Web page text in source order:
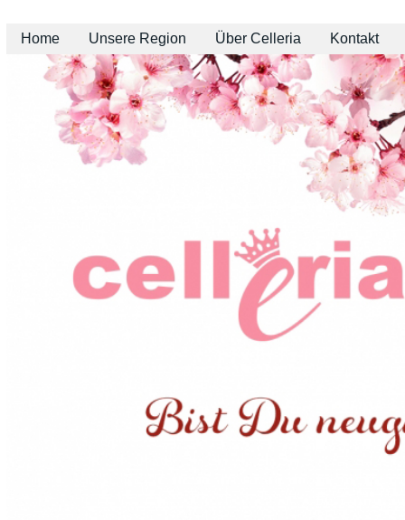
Home Unsere Region Über Celleria Kontakt